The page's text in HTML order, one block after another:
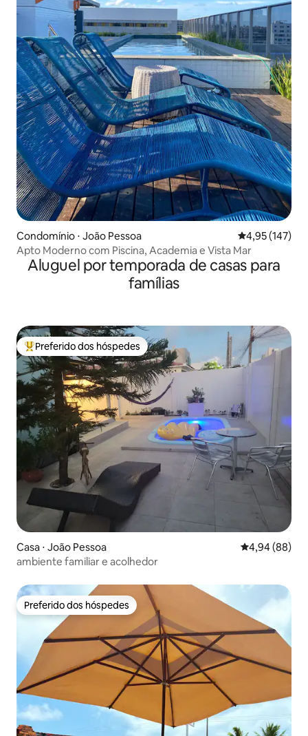
Condomínio ⋅ João Pessoa 4,95 de uma
4,95 (147)
Apto Moderno com Piscina, Academia e Vista Mar
Aluguel por temporada de casas para
famílias
Entre os melhores preferidos dos hóspedes
Preferido dos hóspedes
Casa ⋅ João Pessoa 4,94 de uma
4,94 (88)
ambiente familiar e acolhedor
Preferido dos hóspedes
Preferido dos hóspedes